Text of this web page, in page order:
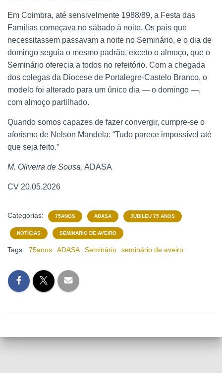
Em Coimbra, até sensivelmente 1988/89, a Festa das
Famílias começava no sábado à noite. Os pais que
necessitassem passavam a noite no Seminário, e o dia de
domingo seguia o mesmo padrão, exceto o almoço, que o
Seminário oferecia a todos no refeitório. Com a chegada
dos colegas da Diocese de Portalegre-Castelo Branco, o
modelo foi alterado para um único dia — o domingo —,
com almoço partilhado.
Quando somos capazes de fazer convergir, cumpre-se o
aforismo de Nelson Mandela: “Tudo parece impossível até
que seja feito.”
M. Oliveira de Sousa, ADASA
CV 20.05.2026
Categorias: 75ANOS ADASA JUBILEU 75 ANOS
NOTÍCIAS SEMINÁRIO DE AVEIRO
Tags: 75anos ADASA Seminário seminário de aveiro